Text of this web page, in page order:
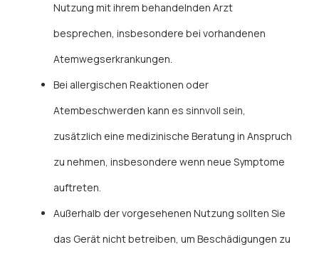
Nutzung mit ihrem behandelnden Arzt
besprechen, insbesondere bei vorhandenen
Atemwegserkrankungen.
Bei allergischen Reaktionen oder
Atembeschwerden kann es sinnvoll sein,
zusätzlich eine medizinische Beratung in Anspruch
zu nehmen, insbesondere wenn neue Symptome
auftreten.
Außerhalb der vorgesehenen Nutzung sollten Sie
das Gerät nicht betreiben, um Beschädigungen zu